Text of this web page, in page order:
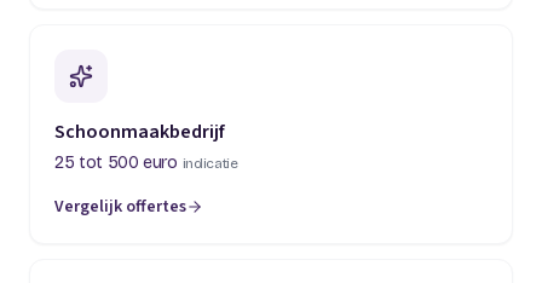
Schoonmaakbedrijf
25 tot 500 euro indicatie
Vergelijk offertes
(opent in een nieuw tabblad)